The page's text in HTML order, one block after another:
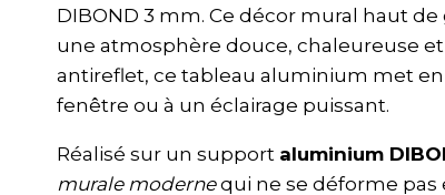
DIBOND 3 mm. Ce décor mural haut
une atmosphère douce, chaleureuse
antireflet, ce tableau aluminium met
fenêtre ou à un éclairage puissant.
Réalisé sur un support aluminium
murale modernequi ne se déforme pas